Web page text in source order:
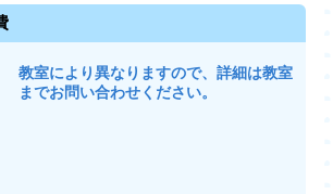
教室により異なりますので、詳細は教室
までお問い合わせください。